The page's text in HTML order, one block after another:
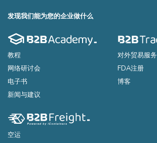
发现我们能为您的企业做什么
教程
网络研讨会
电子书
新闻与建议
对外贸易服务
FDA注册
博客
空运